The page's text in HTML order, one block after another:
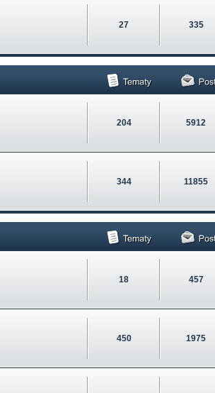
27 335
204 5912
344 11855
18 457
450 1975